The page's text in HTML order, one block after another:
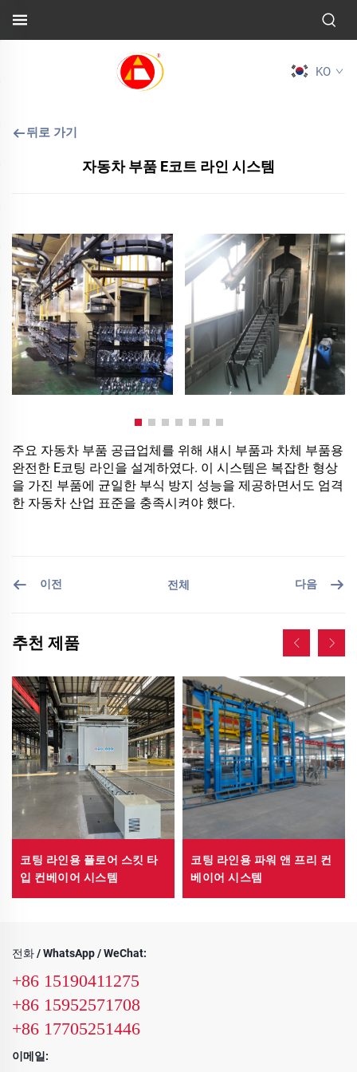
KO
뒤로 가기
자동차 부품 E코트 라인 시스템
주요 자동차 부품 공급업체를 위해 섀시 부품과 차체 부품용
완전한 E코팅 라인을 설계하였다. 이 시스템은 복잡한 형상
을 가진 부품에 균일한 부식 방지 성능을 제공하면서도 엄격
한 자동차 산업 표준을 충족시켜야 했다.
이전 전체 다음
추천 제품
코팅 라인용 플로어 스킷 타
입 컨베이어 시스템
코팅 라인용 파워 앤 프리 컨
베이어 시스템
전화 / WhatsApp / WeChat:
+86 15190411275
+86 15952571708
+86 17705251446
이메일: